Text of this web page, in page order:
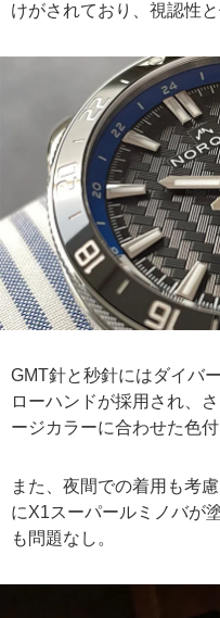
けがされており、視認性
GMT針と秒針にはダイバ
ローハンドが採用され、
ージカラーに合わせた色
また、夜間での着用も考
にX1スーパールミノバが
も問題なし。